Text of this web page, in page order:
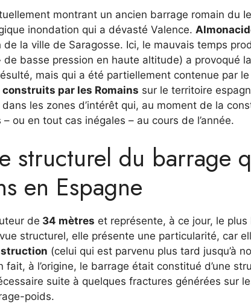
montrant un ancien barrage romain du
inondation qui a dévasté Valence.
la ville de Saragosse. Ici, le mauvais temps
de basse pression en haute altitude) a provoqué
mais qui a été partiellement contenue par
par les Romains sur le territoire
dans les zones d’intérêt qui, au moment de la
ou en tout cas inégales – au cours de l’année.
structurel du barrage
en Espagne
de 34 mètres et représente, à ce jour, le
structurel, elle présente une particularité, car
(celui qui est parvenu plus tard jusqu’à
fait, à l’origine, le barrage était constitué d’une
suite à quelques fractures générées sur
poids.